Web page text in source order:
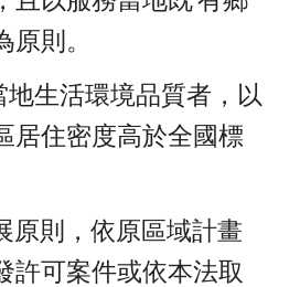
則。
居住密度高於全國標
許可案件或依本法取